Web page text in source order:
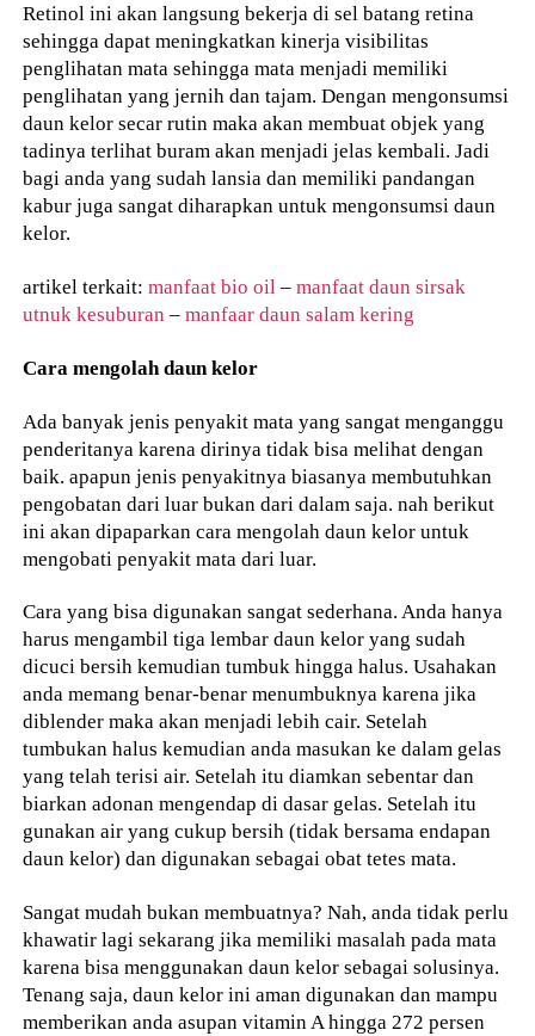
Retinol ini akan langsung bekerja di sel batang retina
sehingga dapat meningkatkan kinerja visibilitas
penglihatan mata sehingga mata menjadi memiliki
penglihatan yang jernih dan tajam. Dengan mengonsumsi
daun kelor secar rutin maka akan membuat objek yang
tadinya terlihat buram akan menjadi jelas kembali. Jadi
bagi anda yang sudah lansia dan memiliki pandangan
kabur juga sangat diharapkan untuk mengonsumsi daun
kelor.
artikel terkait:manfaat bio oil –manfaat daun sirsak
utnuk kesuburan –manfaar daun salam kering
Cara mengolah daun kelor
Ada banyak jenis penyakit mata yang sangat menganggu
penderitanya karena dirinya tidak bisa melihat dengan
baik. apapun jenis penyakitnya biasanya membutuhkan
pengobatan dari luar bukan dari dalam saja. nah berikut
ini akan dipaparkan cara mengolah daun kelor untuk
mengobati penyakit mata dari luar.
Cara yang bisa digunakan sangat sederhana. Anda hanya
harus mengambil tiga lembar daun kelor yang sudah
dicuci bersih kemudian tumbuk hingga halus. Usahakan
anda memang benar-benar menumbuknya karena jika
diblender maka akan menjadi lebih cair. Setelah
tumbukan halus kemudian anda masukan ke dalam gelas
yang telah terisi air. Setelah itu diamkan sebentar dan
biarkan adonan mengendap di dasar gelas. Setelah itu
gunakan air yang cukup bersih (tidak bersama endapan
daun kelor) dan digunakan sebagai obat tetes mata.
Sangat mudah bukan membuatnya? Nah, anda tidak perlu
khawatir lagi sekarang jika memiliki masalah pada mata
karena bisa menggunakan daun kelor sebagai solusinya.
Tenang saja, daun kelor ini aman digunakan dan mampu
memberikan anda asupan vitamin A hingga 272 persen